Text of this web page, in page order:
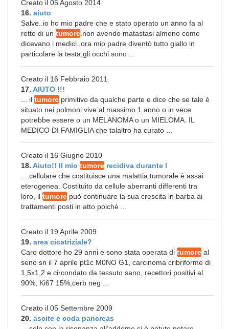
Creato il 05 Agosto 2014
16. aiuto
Salve..io ho mio padre che e stato operato un anno fa al
retto di un tumore .non avendo matastasi almeno come
dicevano i medici..ora mio padre diventò tutto giallo in
particolare la testa,gli occhi sono ...
Creato il 16 Febbraio 2011
17. AIUTO !!!
... il tumore primitivo da qualche parte e dice che se tale è
situato nei polmoni vive al massimo 1 anno o in vece
potrebbe essere o un MELANOMA o un MIELOMA. IL
MEDICO DI FAMIGLIA che talaltro ha curato ...
Creato il 16 Giugno 2010
18. Aiuto!! Il mio tumore recidiva durante l
... cellulare che costituisce una malattia tumorale è assai
eterogenea. Costituito da cellule aberranti differenti tra
loro, il tumore può continuare la sua crescita in barba ai
trattamenti posti in atto poichè ...
Creato il 19 Aprile 2009
19. area cicatriziale?
Caro dottore ho 29 anni e sono stata operata di tumore al
seno sn il 7 aprile pt1c M0NO G1, carcinoma cribriforme di
1,5x1,2 e circondato da tessuto sano, recettori positivi al
90%, Ki67 15%,cerb neg ...
Creato il 05 Settembre 2009
20. ascite e coda pancreas